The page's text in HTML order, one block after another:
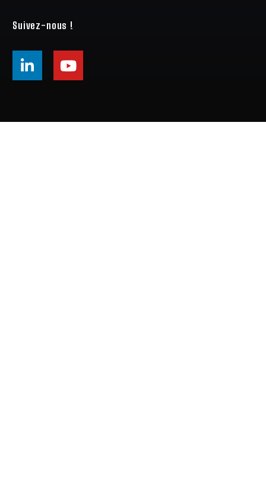
Suivez-nous !